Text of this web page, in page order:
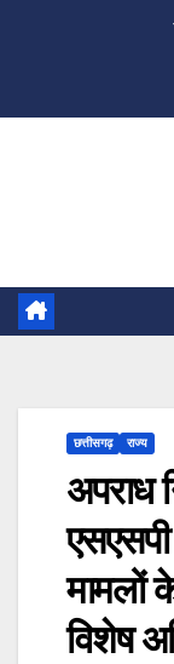
छत्तीसगढ़ राज्य
अपराध
मामलों
विशेष